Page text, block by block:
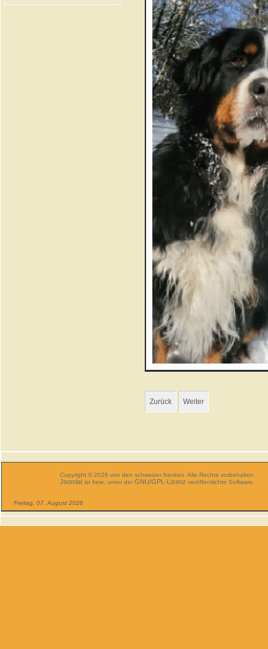
Zurück Weiter
Copyright © 2026 von den schweizer franken. Alle Rechte vorbehalten.
Joomla! ist freie, unter derGNU/GPL-Lizenz veröffentlichte Software.
Freitag, 07. August 2026